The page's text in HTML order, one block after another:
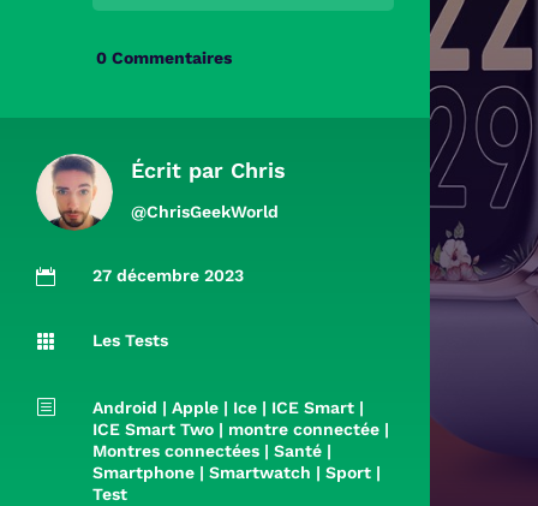
0 Commentaires
Écrit par Chris
@ChrisGeekWorld
 27 décembre 2023
 Les Tests
b Android |Apple | Ice | ICE Smart |
ICE Smart Two | montre connectée |
Montres connectées |Santé |
Smartphone |Smartwatch |Sport |
Test